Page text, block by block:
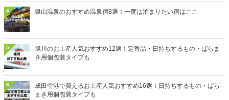
4 銀山温泉のおすすめ温泉宿8選！一度は泊まりたい宿はここ
5
旭川のお土産人気おすすめ12選！定番品・日持ちするもの・ばらま
き用個包装タイプも
6
成田空港で買えるお土産人気おすすめ16選！日持ちするもの・ばら
まき用個包装タイプも